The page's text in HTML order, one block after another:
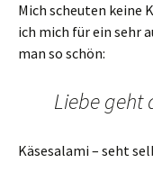
Mich scheuten keine
ich mich für ein sehr
man so schön:
Liebe geht
Käsesalami – seht